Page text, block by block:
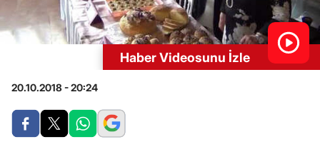
Haber Videosunu İzle
20.10.2018 - 20:24